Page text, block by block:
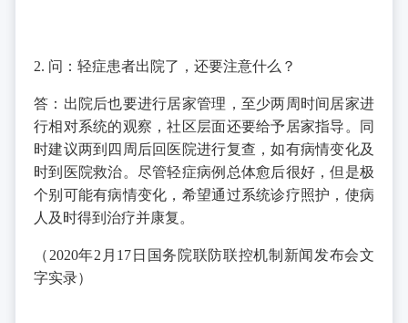
2. 问：轻症患者出院了，还要注意什么？
答：出院后也要进行居家管理，至少两周时间居家进
行相对系统的观察，社区层面还要给予居家指导。同
时建议两到四周后回医院进行复查，如有病情变化及
时到医院救治。尽管轻症病例总体愈后很好，但是极
个别可能有病情变化，希望通过系统诊疗照护，使病
人及时得到治疗并康复。
（2020年2月17日国务院联防联控机制新闻发布会文
字实录）